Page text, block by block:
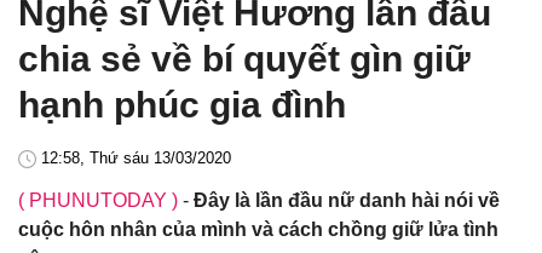
Nghệ sĩ Việt Hương lần đầu
chia sẻ về bí quyết gìn giữ
hạnh phúc gia đình
12:58, Thứ sáu 13/03/2020
( PHUNUTODAY ) - Đây là lần đầu nữ danh hài nói về
cuộc hôn nhân của mình và cách chồng giữ lửa tình